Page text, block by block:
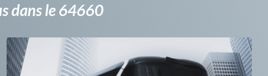
dans le 64660